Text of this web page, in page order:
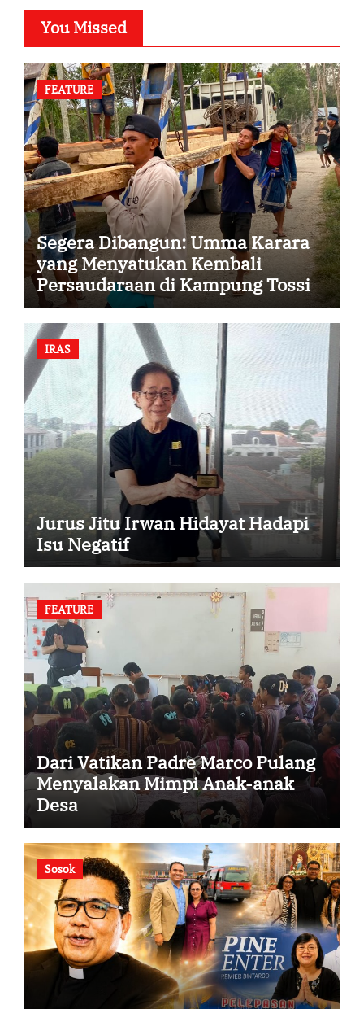
You Missed
FEATURE
Segera Dibangun: Umma Karara
yang Menyatukan Kembali
Persaudaraan di Kampung Tossi
IRAS
Jurus Jitu Irwan Hidayat Hadapi
Isu Negatif
FEATURE
Dari Vatikan Padre Marco Pulang
Menyalakan Mimpi Anak-anak
Desa
Sosok